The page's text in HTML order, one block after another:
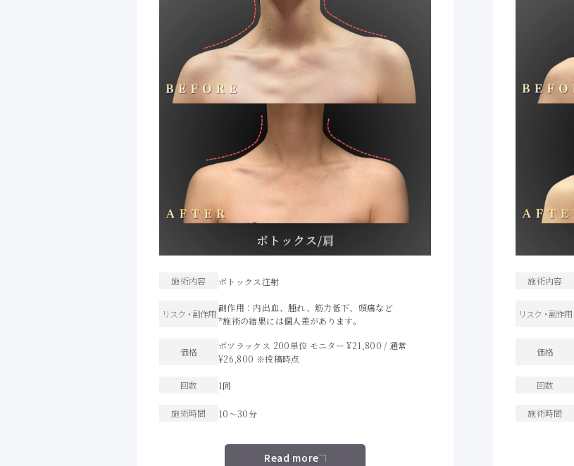
施術内容 ボトックス注射
リスク・ 副作用
副作用：内出血、腫れ、筋力低下、頭痛など
*施術の結果には個人差があります。
価格
ボツラックス 200単位 モニター ¥21,800 / 通常
¥26,800 ※投稿時点
回数 1回
施術時間 10〜30分
Read more
施術内容
リスク・ 副作用
価格
回数
施術時間